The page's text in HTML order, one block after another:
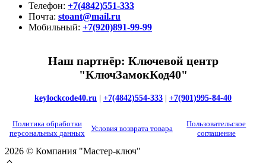
Телефон: +7(4842)551-333
Почта: stoant@mail.ru
Мобильный: +7(920)891-99-99
Наш партнёр: Ключевой центр
"КлючЗамокКод40"
keylockcode40.ru +7(4842)554-333 +7(901)995-84-40
Политика обработки
персональных данных
Условия возврата товара
Пользовательское
соглашение
2026 © Компания "Мастер-ключ"